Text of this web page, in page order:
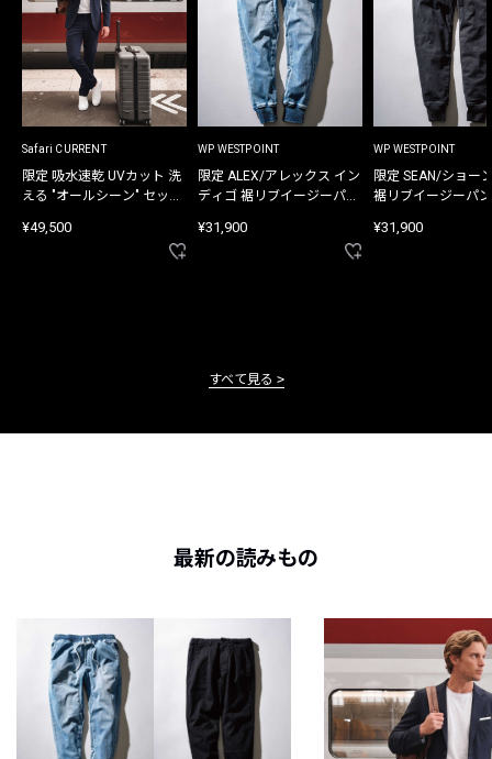
Safari CURRENT
限定 吸水速乾 UVカット 洗
える "オールシーン" セット
¥49,500
WP WESTPOINT
限定 ALEX/アレックス イン
ディゴ 裾リブイージーパン
¥31,900
WP WESTPOINT
限定 SEAN/ショー
裾リブイージーパ
¥31,900
すべて見る
最新の読みもの